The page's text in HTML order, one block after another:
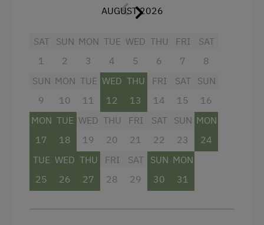
Water closet
Shower
Kitchenette
Cookware / Utensils
Coffee Machine
Garden view
Refrigerator
Television
Cleaning equipment in the flat
AUGUST 2026
SAT
1
SUN
2
MON
3
TUE
4
WED
5
THU
6
FRI
7
SAT
8
SUN
9
MON
10
TUE
11
WED
12
THU
13
FRI
14
SAT
15
SUN
16
MON
17
TUE
18
WED
19
THU
20
FRI
21
SAT
22
SUN
23
MON
24
TUE
25
WED
26
THU
27
FRI
28
SAT
29
SUN
30
MON
31